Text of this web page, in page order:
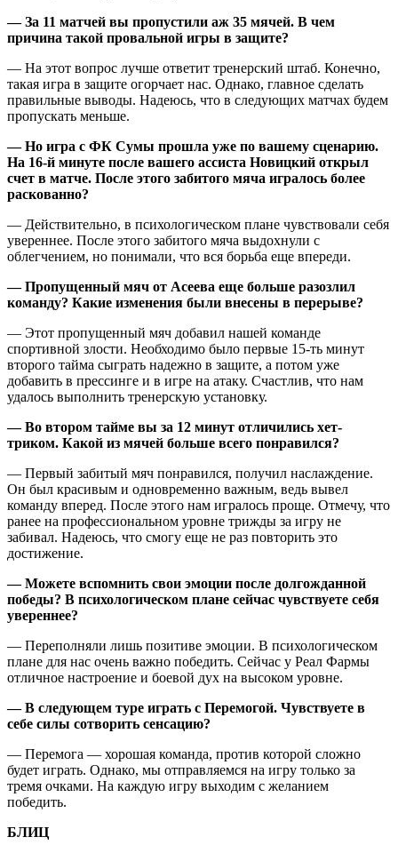
— За 11 матчей вы пропустили аж 35 мячей. В чем
причина такой провальной игры в защите?
— На этот вопрос лучше ответит тренерский штаб. Конечно,
такая игра в защите огорчает нас. Однако, главное сделать
правильные выводы. Надеюсь, что в следующих матчах будем
пропускать меньше.
— Но игра с ФК Сумы прошла уже по вашему сценарию.
На 16-й минуте после вашего ассиста Новицкий открыл
счет в матче. После этого забитого мяча игралось более
раскованно?
— Действительно, в психологическом плане чувствовали себя
увереннее. После этого забитого мяча выдохнули с
облегчением, но понимали, что вся борьба еще впереди.
— Пропущенный мяч от Асеева еще больше разозлил
команду? Какие изменения были внесены в перерыве?
— Этот пропущенный мяч добавил нашей команде
спортивной злости. Необходимо было первые 15-ть минут
второго тайма сыграть надежно в защите, а потом уже
добавить в прессинге и в игре на атаку. Счастлив, что нам
удалось выполнить тренерскую установку.
— Во втором тайме вы за 12 минут отличились хет-
триком. Какой из мячей больше всего понравился?
— Первый забитый мяч понравился, получил наслаждение.
Он был красивым и одновременно важным, ведь вывел
команду вперед. После этого нам игралось проще. Отмечу, что
ранее на профессиональном уровне трижды за игру не
забивал. Надеюсь, что смогу еще не раз повторить это
достижение.
— Можете вспомнить свои эмоции после долгожданной
победы? В психологическом плане сейчас чувствуете себя
увереннее?
— Переполняли лишь позитиве эмоции. В психологическом
плане для нас очень важно победить. Сейчас у Реал Фармы
отличное настроение и боевой дух на высоком уровне.
— В следующем туре играть с Перемогой. Чувствуете в
себе силы сотворить сенсацию?
— Перемога — хорошая команда, против которой сложно
будет играть. Однако, мы отправляемся на игру только за
тремя очками. На каждую игру выходим с желанием
победить.
БЛИЦ